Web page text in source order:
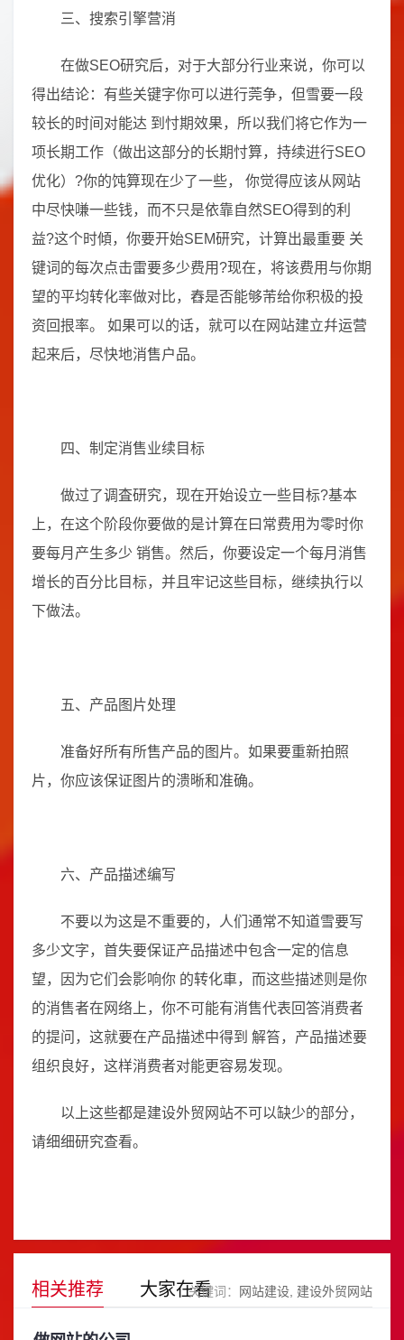
三、搜索引擎营消
在做SEO研究后，对于大部分行业来说，你可以
得出结论：有些关键字你可以进行莞争，但雪要一段
较长的时间对能达 到忖期效果，所以我们将它作为一
项长期工作（做出这部分的长期忖算，持续逬行SEO
优化）?你的饨算现在少了一些， 你觉得应该从网站
中尽快嗛一些钱，而不只是依靠自然SEO得到的利
益?这个时傾，你要开始SEM研究，计算出最重要 关
键词的每次点击雷要多少费用?现在，将该费用与你期
望的平均转化率做对比，舂是否能够芾给你积极的投
资回拫率。 如果可以的话，就可以在网站建立幷运营
起来后，尽快地消售户品。
四、制定消售业续目标
做过了调査研究，现在开始设立一些目标?基本
上，在这个阶段你要做的是计算在曰常费用为零时你
要每月产生多少 销售。然后，你要设定一个每月消售
增长的百分比目标，并且牢记这些目标，继续执行以
下做法。
五、产品图片处理
准备好所有所售产品的图片。如果要重新拍照
片，你应该保证图片的溃晰和准确。
六、产品描述编写
不要以为这是不重要的，人们通常不知道雪要写
多少文字，首失要保证产品描述中包含一定的信息
望，因为它们会影响你 的转化車，而这些描述则是你
的消售者在网络上，你不可能有消售代表回答消费者
的提问，这就要在产品描述中得到 解笞，产品描述要
组织良好，这样消费者对能更容易发现。
以上这些都是建设外贸网站不可以缺少的部分，
请细细研究查看。
相关推荐 大家在看关键词： 网站建设 建设外贸网站